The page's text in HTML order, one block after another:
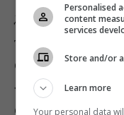
Десятый сезон
том же уровне ниже
(было 5,7% по
«Страсти по
(было 4,8%/4,4%);
Personalised
content
services
Store and/or
Learn more
Your personal data